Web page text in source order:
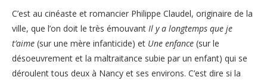
C’est au cinéaste et romancier Philippe Claudel, originaire de la
ville, que l’on doit le très émouvant Il y a longtemps que je
t’aime (sur une mère infanticide) et Une enfance (sur le
désoeuvrement et la maltraitance subie par un enfant) qui se
déroulent tous deux à Nancy et ses environs. C’est dire si la